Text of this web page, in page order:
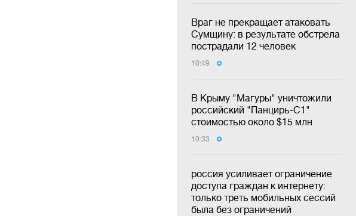
Враг не прекращает атаковать
Сумщину: в результате обстрела
пострадали 12 человек
10:49
В Крыму "Магуры" уничтожили
российский "Панцирь-С1"
стоимостью около $15 млн
10:33
россия усиливает ограничение
доступа граждан к интернету:
только треть мобильных сессий
была без ограничений